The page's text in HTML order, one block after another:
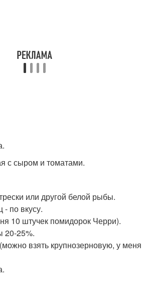
с сыром и томатами.
или другой белой рыбы.
по вкусу.
10 штучек помидорок Черри).
20-25%.
взять крупнозерновую, у меня